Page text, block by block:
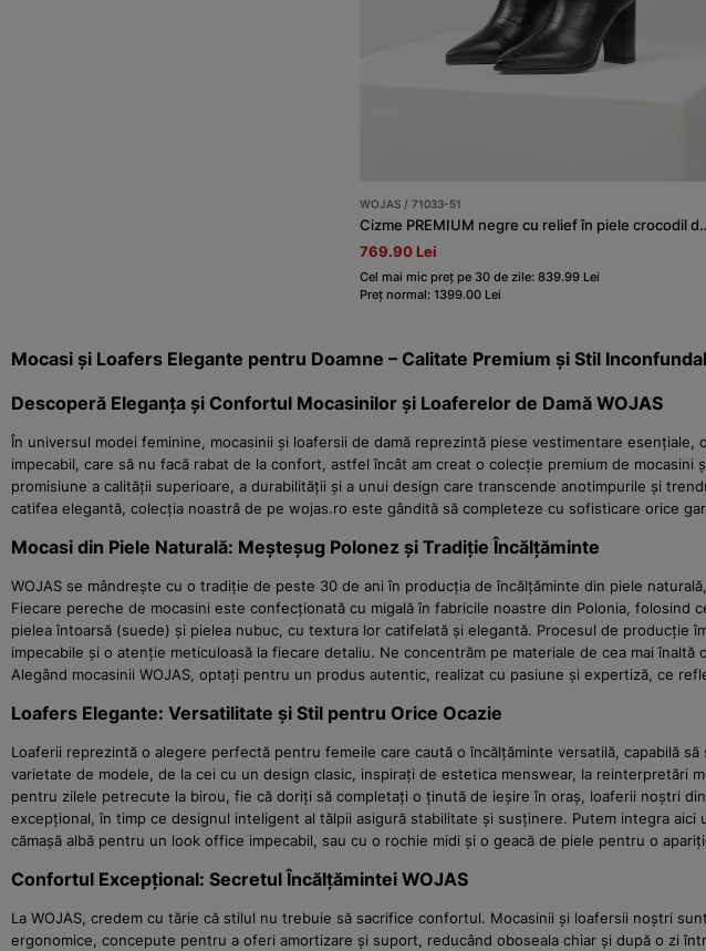
WOJAS / 71033-51
Cizme PREMIUM
769.90 Lei
Cel mai mic preț pe 30 de zile: 839.99 Lei
Preț normal: 1399.00 Lei
Mocasi și Loafers Elegante pentru Doamne – Calitate Premium și Stil
Descoperă Eleganța și Confortul Mocasinilor și Loaferelor de Damă WOJAS
În universul modei feminine, mocasinii și loafersii de damă reprezintă piese vestimentare
impecabil, care să nu facă rabat de la confort, astfel încât am creat o colecție premium de
promisiune a calității superioare, a durabilității și a unui design care transcende anotimpurile și
catifea elegantă, colecția noastră de pe wojas.ro este gândită să completeze cu sofisticare orice
Mocasi din Piele Naturală: Meșteșug Polonez și Tradiție Încălțăminte
WOJAS se mândrește cu o tradiție de peste 30 de ani în producția de încălțăminte din piele
Fiecare pereche de mocasini este confecționată cu migală în fabricile noastre din Polonia,
pielea întoarsă (suede) și pielea nubuc, cu textura lor catifelată și elegantă. Procesul de
impecabile și o atenție meticuloasă la fiecare detaliu. Ne concentrăm pe materiale de cea mai
Alegând mocasinii WOJAS, optați pentru un produs autentic, realizat cu pasiune și expertiză, ce
Loafers Elegante: Versatilitate și Stil pentru Orice Ocazie
Loaferii reprezintă o alegere perfectă pentru femeile care caută o încălțăminte versatilă, capabilă
varietate de modele, de la cei cu un design clasic, inspirați de estetica menswear, la
pentru zilele petrecute la birou, fie că doriți să completați o ținută de ieșire în oraș, loaferii noștri
excepțional, în timp ce designul inteligent al tălpii asigură stabilitate și susținere. Putem integra
cămașă albă pentru un look office impecabil, sau cu o rochie midi și o geacă de piele pentru o
Confortul Excepțional: Secretul Încălțămintei WOJAS
La WOJAS, credem cu tărie că stilul nu trebuie să sacrifice confortul. Mocasinii și loafersii noștri
ergonomice, concepute pentru a oferi amortizare și suport, reducând oboseala chiar și după o zi